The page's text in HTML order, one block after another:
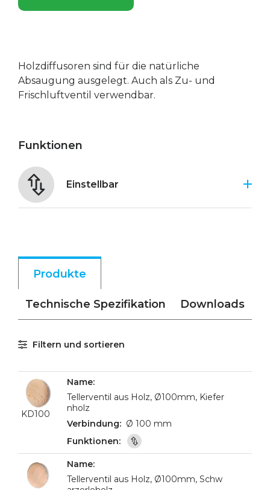
Holzdiffusoren sind für die natürliche
Absaugung ausgelegt. Auch als Zu- und
Frischluftventil verwendbar.
Funktionen
Einstellbar
Produkte
Technische Spezifikation Downloads
Filtern und sortieren
KD100
Tellerventil aus Holz, Ø100mm, Kiefer
nholz
Ø 100 mm
Tellerventil aus Holz, Ø100mm, Schw